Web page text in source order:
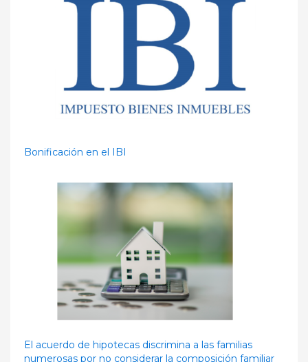
Bonificación en el IBI
El acuerdo de hipotecas discrimina a las familias
numerosas por no considerar la composición familiar